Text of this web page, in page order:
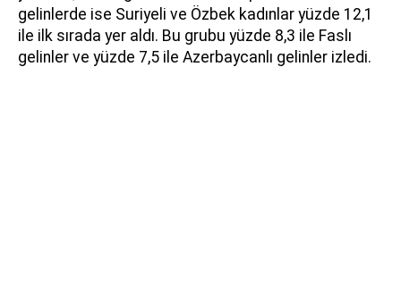
gelinlerde ise Suriyeli ve Özbek kadınlar yüzde 12,1
ile ilk sırada yer aldı. Bu grubu yüzde 8,3 ile Faslı
gelinler ve yüzde 7,5 ile Azerbaycanlı gelinler izledi.